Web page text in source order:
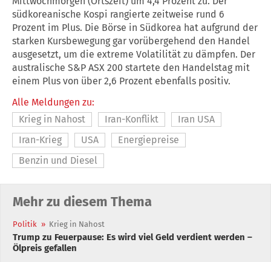
südkoreanische Kospi rangierte zeitweise rund 6
Prozent im Plus. Die Börse in Südkorea hat aufgrund der
starken Kursbewegung gar vorübergehend den Handel
ausgesetzt, um die extreme Volatilität zu dämpfen. Der
australische S&P ASX 200 startete den Handelstag mit
einem Plus von über 2,6 Prozent ebenfalls positiv.
Alle Meldungen zu:
Krieg in Nahost
Iran-Konflikt
Iran USA
Iran-Krieg
USA
Energiepreise
Benzin und Diesel
Mehr zu diesem Thema
Politik » Krieg in Nahost
Trump zu Feuerpause: Es wird viel Geld verdient werden –
Ölpreis gefallen